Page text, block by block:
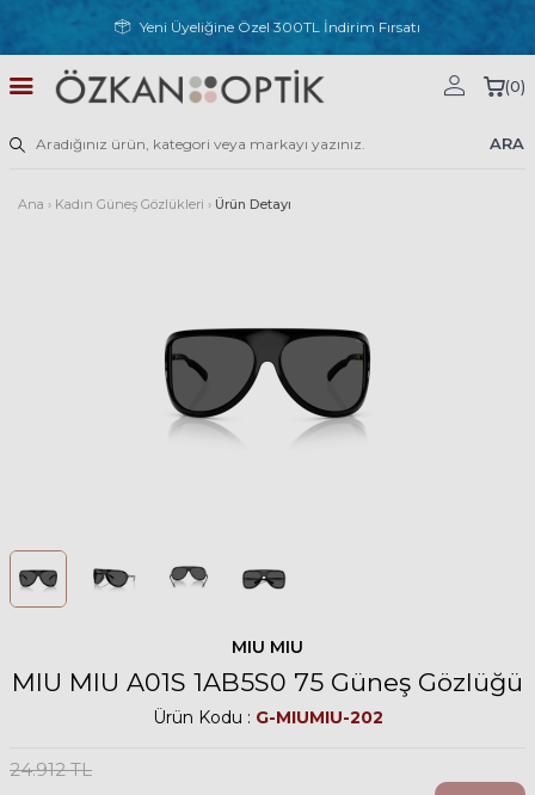
Yeni Üyeliğine Özel 300TL İndirim Fırsatı
ARA
(0)
Ana › Kadın Güneş Gözlükleri › Ürün Detayı
MIU MIU
MIU MIU A01S 1AB5S0 75 Güneş Gözlüğü
Ürün Kodu : G-MIUMIU-202
24.912TL